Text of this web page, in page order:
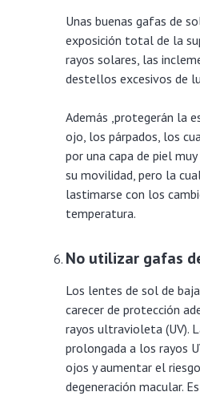
Unas buenas gafas de
exposición total de la
rayos solares, las
destellos excesivos de
Además ,protegerán la
ojo, los párpados, los
por una capa de piel
su movilidad, pero la
lastimarse con los
temperatura.
No utilizar gafas
Los lentes de sol de
carecer de protección
rayos ultravioleta (UV).
prolongada a los rayos
ojos y aumentar el
degeneración macular.